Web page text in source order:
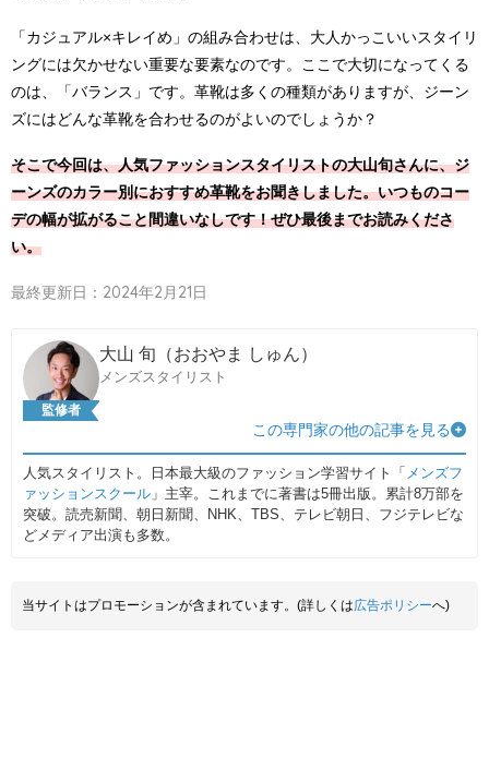
「カジュアル×キレイめ」の組み合わせは、大人かっこいいスタイリ
ングには欠かせない重要な要素なのです。ここで大切になってくる
のは、「バランス」です。革靴は多くの種類がありますが、ジーン
ズにはどんな革靴を合わせるのがよいのでしょうか？
そこで今回は、人気ファッションスタイリストの大山旬さんに、ジ
ーンズのカラー別におすすめ革靴をお聞きしました。いつものコー
デの幅が拡がること間違いなしです！ぜひ最後までお読みくださ
い。
最終更新日：2024年2月21日
監修者
大山 旬（おおやま しゅん）
メンズスタイリスト
この専門家の他の記事を見る
人気スタイリスト。日本最大級のファッション学習サイト「 メンズフ
ァッションスクール 」主宰。これまでに著書は5冊出版。累計8万部を
突破。読売新聞、朝日新聞、NHK、TBS、テレビ朝日、フジテレビな
どメディア出演も多数。
当サイトはプロモーションが含まれています。(詳しくは広告ポリシーへ)